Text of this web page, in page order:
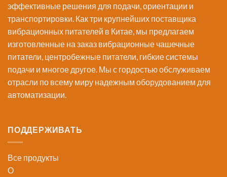
эффективные решения для подачи, ориентации и
транспортировки. Как три крупнейших поставщика
вибрационных питателей в Китае, мы предлагаем
изготовленные на заказ вибрационные чашечные
питатели, центробежные питатели, гибкие системы
подачи и многое другое. Мы с гордостью обслуживаем
отрасли по всему миру надежным оборудованием для
автоматизации.
ПОДДЕРЖИВАТЬ
Все продукты
О